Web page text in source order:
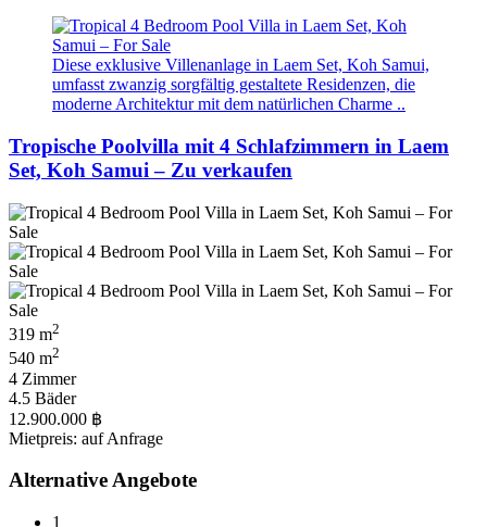
Diese exklusive Villenanlage in Laem Set, Koh Samui,
umfasst zwanzig sorgfältig gestaltete Residenzen, die
moderne Architektur mit dem natürlichen Charme ..
Tropische Poolvilla mit 4 Schlafzimmern in Laem
Set, Koh Samui – Zu verkaufen
319 m2
540 m2
4 Zimmer
4.5 Bäder
12.900.000 ฿
Mietpreis: auf Anfrage
Alternative Angebote
1